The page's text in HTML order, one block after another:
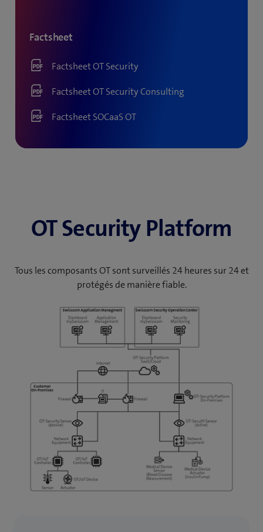
Factsheet
Factsheet OT Security
Factsheet OT Security Consulting
Factsheet SOCaaS OT
OT Security Platform
Tous les composants OT sont surveillés 24 heures sur 24 et
protégés de manière fiable.